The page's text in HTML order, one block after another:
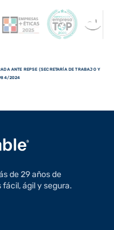
ANTE REPSE (SECRETARÍA DE TRABAJO Y
2024
de 29 años de
ágil y segura.